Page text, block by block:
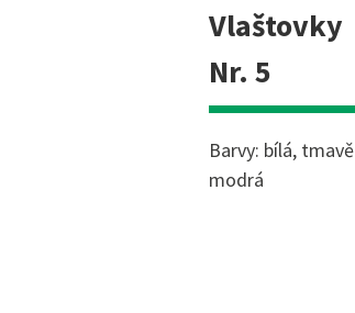
Vlaštovky
Nr. 5
Barvy: bílá, tmavě
modrá